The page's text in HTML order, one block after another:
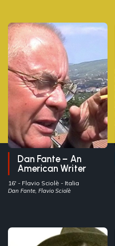
Dan Fante – An
American Writer
16' - Flavio Sciolè - Italia
Dan Fante, Flavio Sciolè